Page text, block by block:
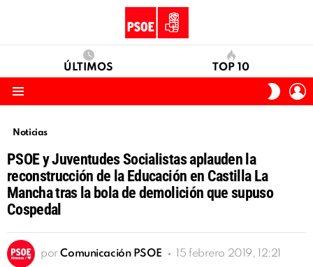
ÚLTIMOS TOP 10
SKIN
Noticias
PSOE y Juventudes Socialistas aplauden la
reconstrucción de la Educación en Castilla La
Mancha tras la bola de demolición que supuso
Cospedal
por Comunicación PSOE 15 febrero 2019, 12:21